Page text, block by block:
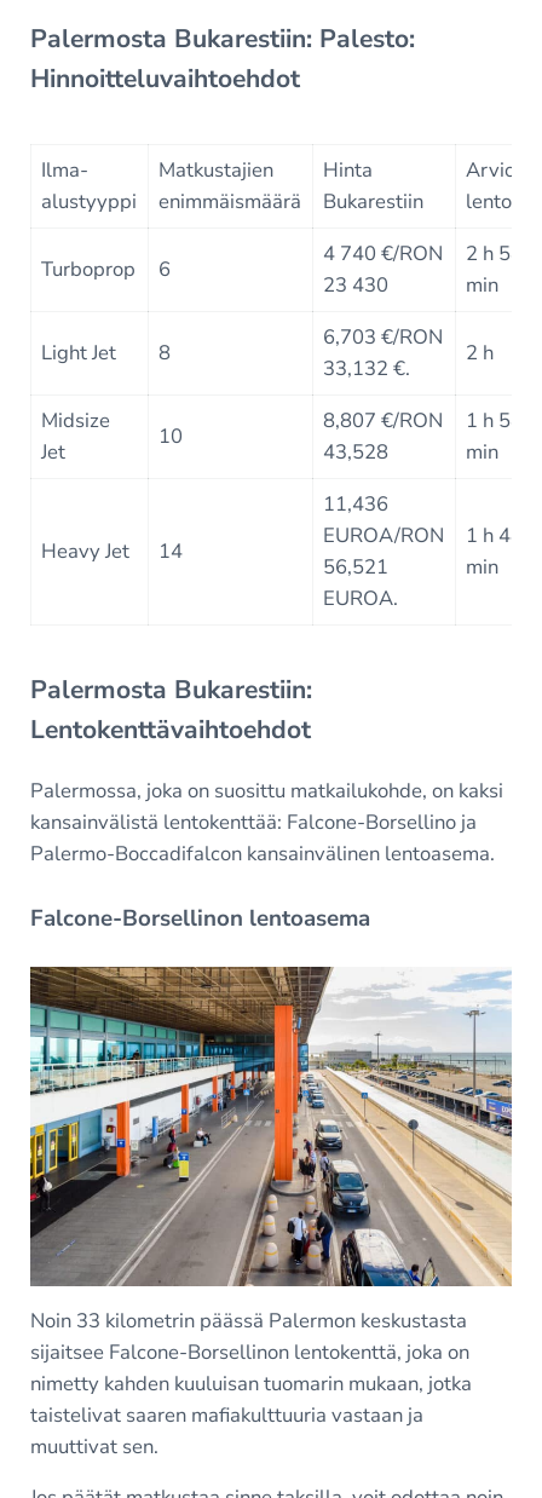
Palermosta Bukarestiin: Palesto:
Hinnoitteluvaihtoehdot
Ilma-
alustyyppi
Matkustajien
enimmäismäärä
Hinta
Bukarestiin
Arvioitu
Turboprop 6
4 740 €/RON
23 430
2 h 54
min
Light Jet 8
6,703 €/RON
33,132 €.
2 h
Midsize
Jet
10
8,807 €/RON
43,528
1 h 54
min
Heavy Jet 14
11,436
EUROA/RON
56,521
EUROA.
1 h 48
min
Palermosta Bukarestiin:
Lentokenttävaihtoehdot
Palermossa, joka on suosittu matkailukohde, on kaksi
kansainvälistä lentokenttää: Falcone-Borsellino ja
Palermo-Boccadifalcon kansainvälinen lentoasema.
Falcone-Borsellinon lentoasema
Noin 33 kilometrin päässä Palermon keskustasta
sijaitsee Falcone-Borsellinon lentokenttä, joka on
nimetty kahden kuuluisan tuomarin mukaan, jotka
taistelivat saaren mafiakulttuuria vastaan ja
muuttivat sen.